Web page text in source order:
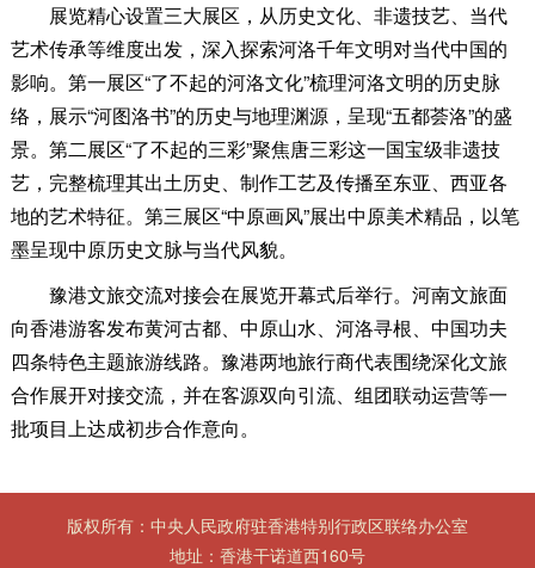
展览精心设置三大展区，从历史文化、非遗技艺、当代
艺术传承等维度出发，深入探索河洛千年文明对当代中国的
影响。第一展区“了不起的河洛文化”梳理河洛文明的历史脉
络，展示“河图洛书”的历史与地理渊源，呈现“五都荟洛”的盛
景。第二展区“了不起的三彩”聚焦唐三彩这一国宝级非遗技
艺，完整梳理其出土历史、制作工艺及传播至东亚、西亚各
地的艺术特征。第三展区“中原画风”展出中原美术精品，以笔
墨呈现中原历史文脉与当代风貌。
豫港文旅交流对接会在展览开幕式后举行。河南文旅面
向香港游客发布黄河古都、中原山水、河洛寻根、中国功夫
四条特色主题旅游线路。豫港两地旅行商代表围绕深化文旅
合作展开对接交流，并在客源双向引流、组团联动运营等一
批项目上达成初步合作意向。
版权所有：中央人民政府驻香港特别行政区联络办公室
地址：香港干诺道西160号